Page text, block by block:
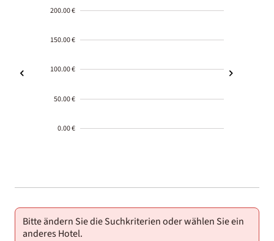
200.00 €
150.00 €
100.00 €
50.00 €
0.00 €
01-02
Bitte ändern Sie die Suchkriterien oder wählen Sie ein
anderes Hotel.